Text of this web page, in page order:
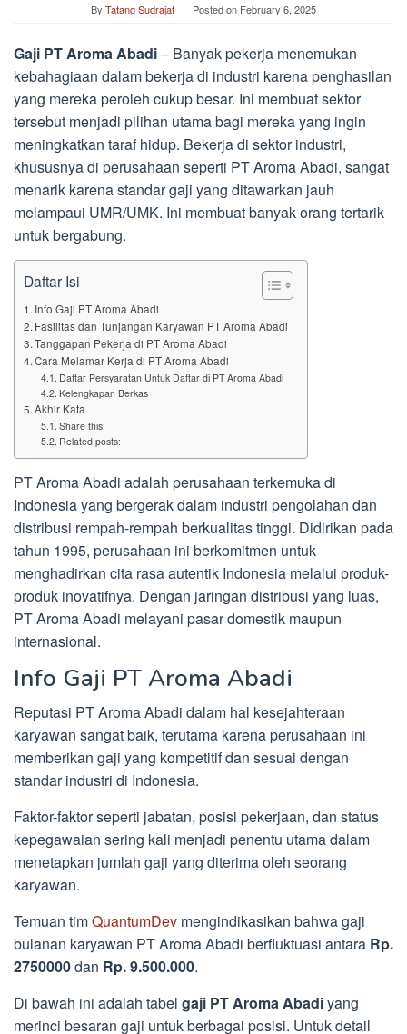
By Tatang Sudrajat Posted on February 6, 2025
Gaji PT Aroma Abadi– Banyak pekerja menemukan
kebahagiaan dalam bekerja di industri karena penghasilan
yang mereka peroleh cukup besar. Ini membuat sektor
tersebut menjadi pilihan utama bagi mereka yang ingin
meningkatkan taraf hidup. Bekerja di sektor industri,
khususnya di perusahaan seperti PT Aroma Abadi, sangat
menarik karena standar gaji yang ditawarkan jauh
melampaui UMR/UMK. Ini membuat banyak orang tertarik
untuk bergabung.
Daftar Isi
Info Gaji PT Aroma Abadi
Fasilitas dan Tunjangan Karyawan PT Aroma Abadi
Tanggapan Pekerja di PT Aroma Abadi
Cara Melamar Kerja di PT Aroma Abadi
Daftar Persyaratan Untuk Daftar di PT Aroma Abadi
Kelengkapan Berkas
Akhir Kata
Share this:
Related posts:
PT Aroma Abadi adalah perusahaan terkemuka di
Indonesia yang bergerak dalam industri pengolahan dan
distribusi rempah-rempah berkualitas tinggi. Didirikan pada
tahun 1995, perusahaan ini berkomitmen untuk
menghadirkan cita rasa autentik Indonesia melalui produk-
produk inovatifnya. Dengan jaringan distribusi yang luas,
PT Aroma Abadi melayani pasar domestik maupun
internasional.
Info Gaji PT Aroma Abadi
Reputasi PT Aroma Abadi dalam hal kesejahteraan
karyawan sangat baik, terutama karena perusahaan ini
memberikan gaji yang kompetitif dan sesuai dengan
standar industri di Indonesia.
Faktor-faktor seperti jabatan, posisi pekerjaan, dan status
kepegawaian sering kali menjadi penentu utama dalam
menetapkan jumlah gaji yang diterima oleh seorang
karyawan.
Temuan timQuantumDev mengindikasikan bahwa gaji
bulanan karyawan PT Aroma Abadi berfluktuasi antara Rp.
2750000dan Rp. 9.500.000.
Di bawah ini adalah tabel gaji PT Aroma Abadiyang
merinci besaran gaji untuk berbagai posisi. Untuk detail